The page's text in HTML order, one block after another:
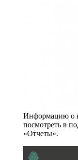
Информацию о
посмотреть в
«Отчеты».